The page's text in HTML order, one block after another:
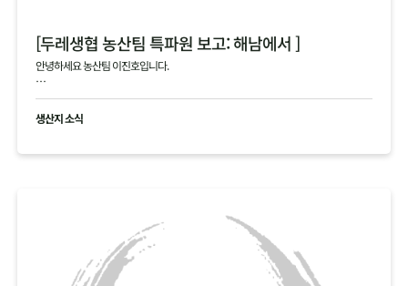
[두레생협 농산팀 특파원 보고: 해남에서 ]
안녕하세요 농산팀 이진호입니다.
해남의 4, 5차 김장 작황에 대한 생생한 정보를 전해드립니다.
생산지 소식